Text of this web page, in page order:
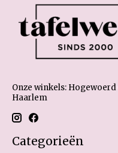
Onze winkels:
Haarlem
Categorieën